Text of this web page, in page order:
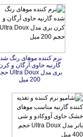
نرم کننده موهای رنگ شده
گارنیه حاوی آرگان و کرن
بری مدل Ultra Doux حجم
200 میل
شامپو نرم کننده و تغذیه
کننده گارنیه مناسب موهای
خشک حاوی آووکادو و شی
باتر مدل Ultra Doux حجم